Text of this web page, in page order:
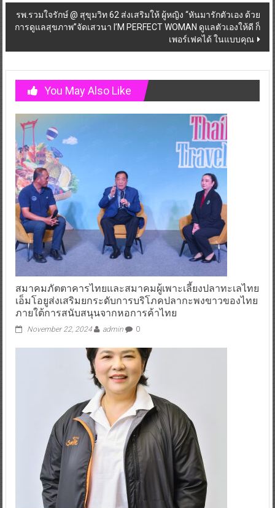
รพ.รวมใจรักษ์ @ สุขุมวิท 62 ส่งเสริมให้ ผู้หญิง “หันมารักตัวเอง ด้วย
การดูแลสุขภาพ”จัดเสวนา I’M PERFECT WOMAN ดูแลตัวเองให้ดี ก็
เพอร์เฟคได้ ในแบบคุณ
You May Also Like
สมาคมภัตตาคารไทยและสมาคมผู้เพาะเลี้ยงปลาทะเลไทย
เอ็มโอยูส่งเสริมยกระดับการบริโภคปลากะพงขาวของไทย
ภายใต้การสนับสนุนจากหอการค้าไทย
November 22, 2024 admin 0